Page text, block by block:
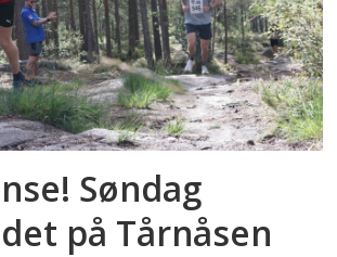
Søndag
på Tårnåsen